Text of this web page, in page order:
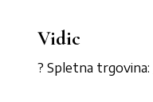
Vidic
? Spletna trgovina: